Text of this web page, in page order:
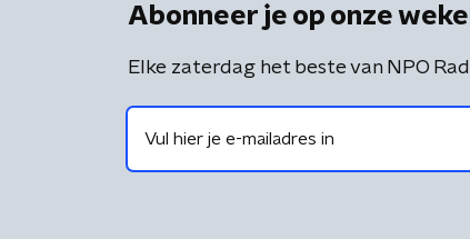
Abonneer je op onze
Elke zaterdag het beste van NPO